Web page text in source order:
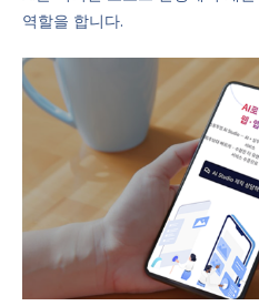
역할을 합니다.